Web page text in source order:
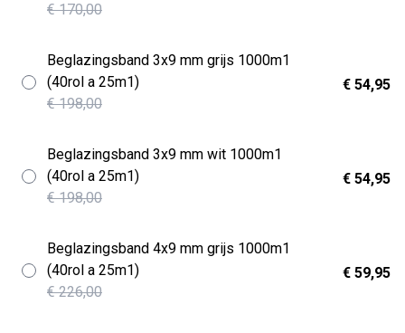
€ 170,00
Beglazingsband 3x9 mm grijs 1000m1
(40rol a 25m1)
€ 198,00
€ 54,95
Beglazingsband 3x9 mm wit 1000m1
(40rol a 25m1)
€ 198,00
€ 54,95
Beglazingsband 4x9 mm grijs 1000m1
(40rol a 25m1)
€ 226,00
€ 59,95